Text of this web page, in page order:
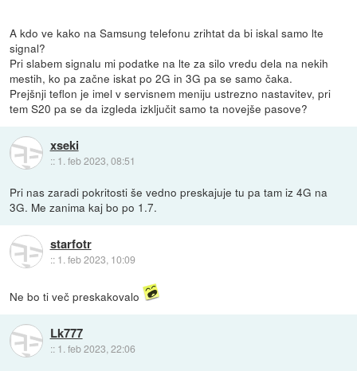
A kdo ve kako na Samsung telefonu zrihtat da bi iskal samo lte
signal?
Pri slabem signalu mi podatke na lte za silo vredu dela na nekih
mestih, ko pa začne iskat po 2G in 3G pa se samo čaka.
Prejšnji teflon je imel v servisnem meniju ustrezno nastavitev, pri
tem S20 pa se da izgleda izključit samo ta novejše pasove?
xseki
:: 1. feb 2023, 08:51
Pri nas zaradi pokritosti še vedno preskajuje tu pa tam iz 4G na
3G. Me zanima kaj bo po 1.7.
starfotr
:: 1. feb 2023, 10:09
Ne bo ti več preskakovalo
Lk777
:: 1. feb 2023, 22:06